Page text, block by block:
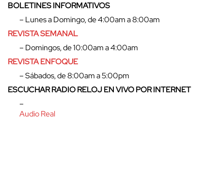
cerrar
BOLETINES INFORMATIVOS
– Lunes a Domingo, de 4:00am a 8:00am
REVISTA SEMANAL
– Domingos, de 10:00am a 4:00am
REVISTA ENFOQUE
– Sábados, de 8:00am a 5:00pm
ESCUCHAR RADIO RELOJ EN VIVO POR INTERNET
–
Audio Real